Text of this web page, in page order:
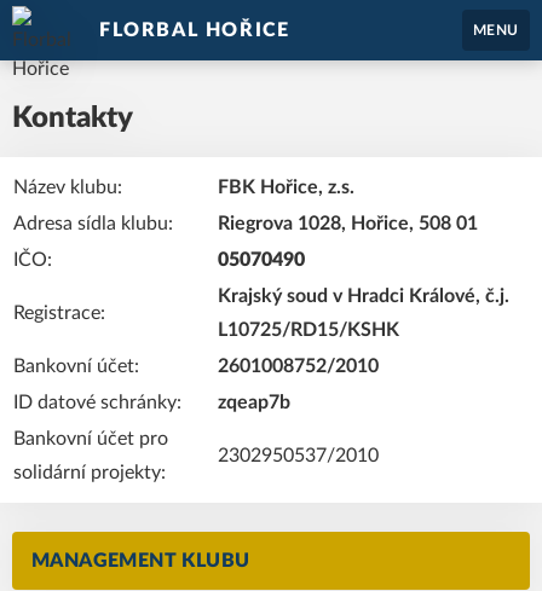
FLORBAL HOŘICE MENU
Kontakty
Název klubu:
FBK Hořice, z.s.
Adresa sídla klubu:
Riegrova 1028, Hořice, 508 01
IČO:
05070490
Registrace:
Krajský soud v Hradci Králové, č.j.
L10725/RD15/KSHK
Bankovní účet:
2601008752/2010
ID datové schránky:
zqeap7b
Bankovní účet pro
solidární projekty:
2302950537/2010
MANAGEMENT KLUBU